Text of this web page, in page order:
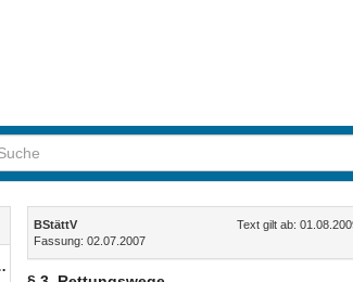
Inhalt
BStättV Text gilt ab:
Fassung: 02.07.2007